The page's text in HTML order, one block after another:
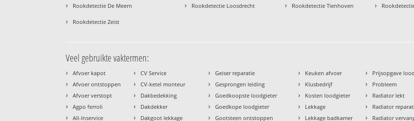
› Rookdetectie De Meern › Rookdetectie Loosdrecht › Rookdetectie Tienhoven ›
› Rookdetectie Zeist
Veel gebruikte vaktermen:
› Afvoer kapot
› Afvoer ontstoppen
› Afvoer verstopt
› Agpo ferroli
› All-Inservice
› CV Service
› CV-ketel monteur
› Dakbedekking
› Dakdekker
› Dakgoot lekkage
› Geiser reparatie
› Gesprongen leiding
› Goedkoopste loodgieter
› Goedkope loodgieter
› Gootsteen ontstoppen
› Keuken afvoer
› Klusbedrijf
› Kosten loodgieter
› Lekkage
› Lekkage badkamer
› Prijsopgave
› Probleem
› Radiator lekt
› Radiator
› Radiator